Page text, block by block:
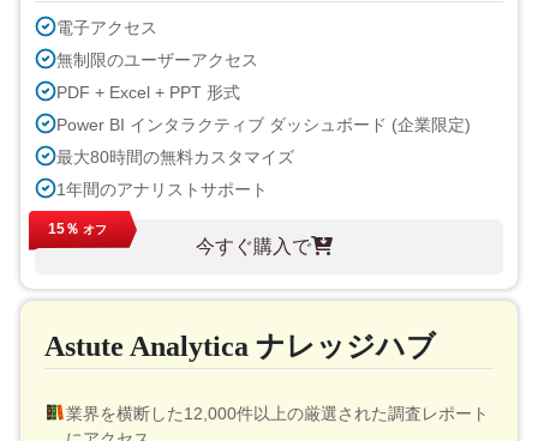
電子アクセス
無制限のユーザーアクセス
PDF + Excel + PPT 形式
Power BI インタラクティブ ダッシュボード (企業限定)
最大80時間の無料カスタマイズ
1年間のアナリストサポート
次のサイクルでの無料レポート更新
無料の業界アップデート（180日以内）
購入後最大40%割引
今すぐ購入で
15％ オフ
Astute Analytica ナレッジハブ
業界を横断した12,000件以上の厳選された調査レポート